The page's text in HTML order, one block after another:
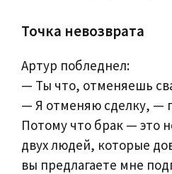
Точка невозврата
Артур побледнел:
— Ты что, отменяешь
— Я отменяю сделку, —
Потому что брак — это
двух людей, которые
вы предлагаете мне